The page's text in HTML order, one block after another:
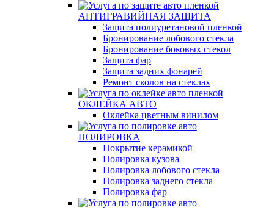
АНТИГРАВИЙНАЯ ЗАЩИТА
Защита полиуретановой пленкой
Бронирование лобового стекла
Бронирование боковых стекол
Защита фар
Защита задних фонарей
Ремонт сколов на стеклах
ОКЛЕЙКА АВТО
Оклейка цветным винилом
ПОЛИРОВКА
Покрытие керамикой
Полировка кузова
Полировка лобового стекла
Полировка заднего стекла
Полировка фар